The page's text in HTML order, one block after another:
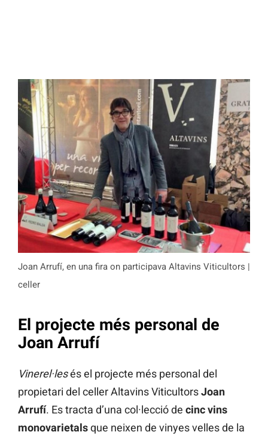
Joan Arrufí, en una fira on participava Altavins Viticultors |
celler
El projecte més personal de
Joan Arrufí
Vinerel·lesés el projecte més personal del
propietari del celler Altavins ViticultorsJoan
Arrufí. Es tracta d’una col·lecció de cinc vins
monovarietalsque neixen de vinyes velles de la